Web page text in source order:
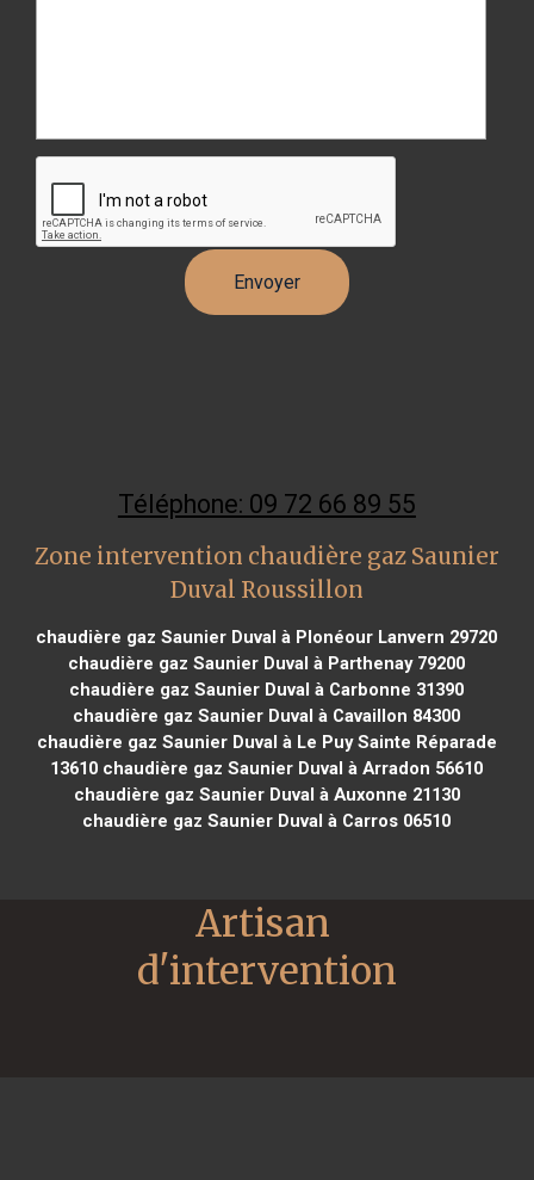
Téléphone: 09 72 66 89 55
Zone intervention chaudière gaz Saunier
Duval Roussillon
chaudière gaz Saunier Duval à Plonéour Lanvern 29720
chaudière gaz Saunier Duval à Parthenay 79200
chaudière gaz Saunier Duval à Carbonne 31390
chaudière gaz Saunier Duval à Cavaillon 84300
chaudière gaz Saunier Duval à Le Puy Sainte Réparade
13610 chaudière gaz Saunier Duval à Arradon 56610
chaudière gaz Saunier Duval à Auxonne 21130
chaudière gaz Saunier Duval à Carros 06510
Artisan
d'intervention